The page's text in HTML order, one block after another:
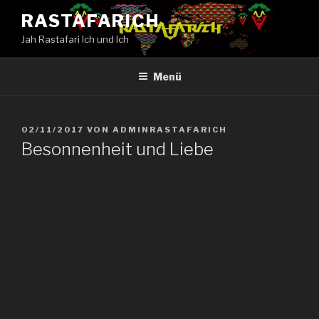
Inhalt
springen
RASTAFARICH
Jah Rastafari Ich und Ich
Menü
VERÖFFENTLICHT
AM
02/11/2017 VON ADMINRASTAFARICH
Besonnenheit und Liebe